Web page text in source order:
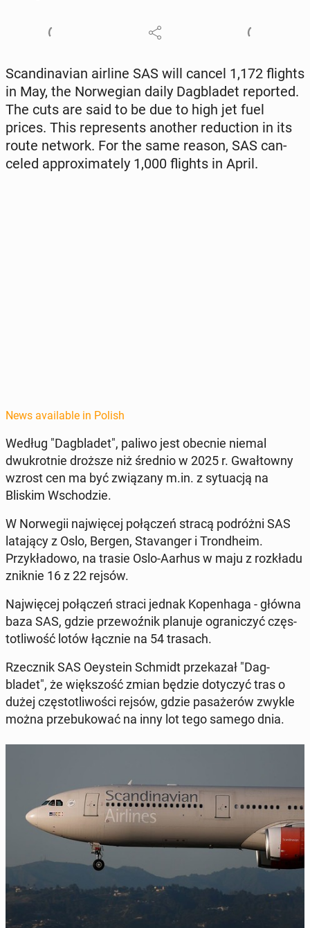
Scan­di­na­vian airline SAS will cancel 1,172 flights
in May, the Nor­we­gian daily Dag­bladet re­port­ed.
The cuts are said to be due to high jet fuel
prices. This rep­re­sents another re­duc­tion in its
route network. For the same reason, SAS can­
celed ap­prox­i­mate­ly 1,000 flights in April.
News available in Polish
Według "Dag­bladet", paliwo jest obecnie niemal
dwukrot­nie droższe niż średnio w 2025 r. Gwał­towny
wzrost cen ma być związany m.in. z sytu­acją na
Bliskim Wschodzie.
W Nor­wegii na­jwięcej połączeń stracą po­dróżni SAS
lata­ją­cy z Oslo, Bergen, Sta­vanger i Trond­heim.
Przykład­owo, na trasie Oslo-Aarhus w maju z rozkładu
zniknie 16 z 22 rejsów.
Na­jwięcej połączeń straci jednak Kopen­haga - główna
baza SAS, gdzie prze­woźnik planuje ograniczyć częs­
totli­wość lotów łącznie na 54 trasach.
Rzecznik SAS Oeystein Schmidt przekazał "Dag­
bladet", że więk­szość zmian będzie doty­czyć tras o
dużej częs­totli­woś­ci rejsów, gdzie pasażerów zwykle
można prze­bukować na inny lot tego samego dnia.